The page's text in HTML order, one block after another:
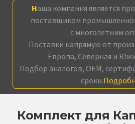
Наша компания является профессиональным
поставщиком
с многолетним
Поставки напрямую от
Европа, Северная и
Подбор аналогов, OEM,
сроки.
Комплект для